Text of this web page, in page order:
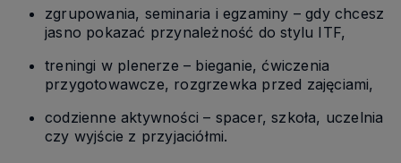
zgrupowania, seminaria i egzaminy – gdy chcesz
jasno pokazać przynależność do stylu ITF,
treningi w plenerze – bieganie, ćwiczenia
przygotowawcze, rozgrzewka przed zajęciami,
codzienne aktywności – spacer, szkoła, uczelnia
czy wyjście z przyjaciółmi.